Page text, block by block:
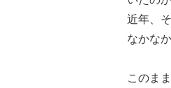
近年、
なかな
このま